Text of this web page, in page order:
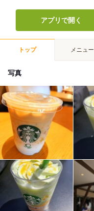
アプリで開く
トップ メニュー
写真